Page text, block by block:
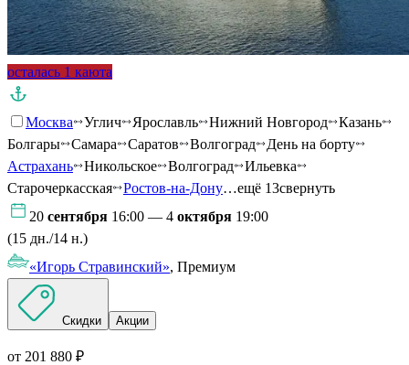
осталась 1 каюта
Москва Углич Ярославль Нижний Новгород
Казань
Болгары
Самара Саратов Волгоград
День на борту
Астрахань
Никольское Волгоград
Ильевка
Старочеркасская
Ростов-на-Дону…ещё 13свернуть
20 сентября 16:00 — 4 октября 19:00
(15 дн./14 н.)
«Игорь Стравинский», Премиум
Скидки Акции
от 201 880 ₽